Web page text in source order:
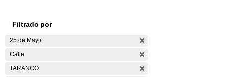
Filtrado por
25 de Mayo
Calle
TARANCO